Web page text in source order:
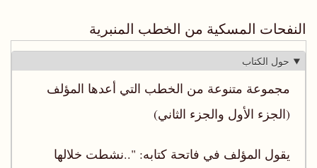
النفحات المسكية من الخطب المنبرية
حول الكتاب
مجموعة متنوعة من الخطب التي أعدها المؤلف
(الجزء الأول والجزء الثاني)
يقول المؤلف في فاتحة كتابه: "..نشطت خلالها